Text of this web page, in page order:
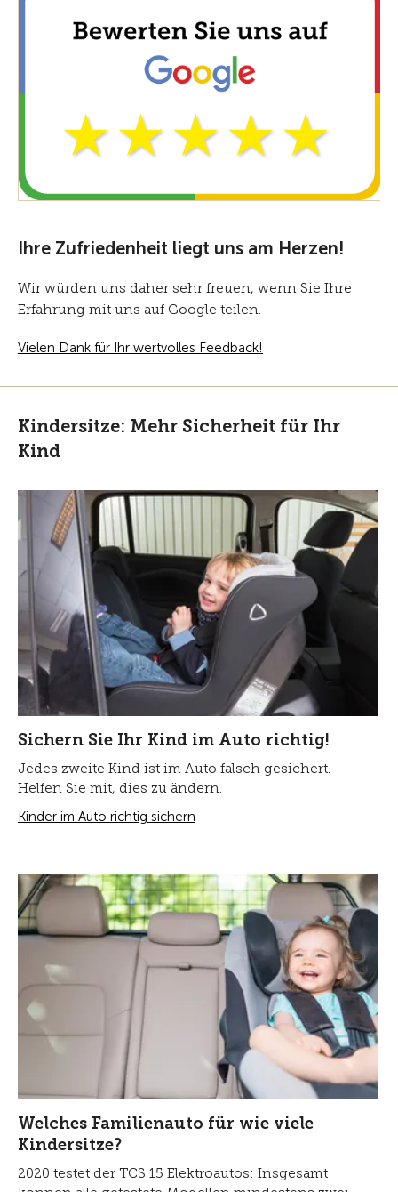
Ihre Zufriedenheit liegt uns am Herzen!
Wir würden uns daher sehr freuen, wenn Sie Ihre
Erfahrung mit uns auf Google teilen.
Vielen Dank für Ihr wertvolles Feedback!
Kindersitze: Mehr Sicherheit für Ihr
Kind
Sichern Sie Ihr Kind im Auto richtig!
Jedes zweite Kind ist im Auto falsch gesichert.
Helfen Sie mit, dies zu ändern.
Kinder im Auto richtig sichern
Welches Familienauto für wie viele
Kindersitze?
2020 testet der TCS 15 Elektroautos: Insgesamt